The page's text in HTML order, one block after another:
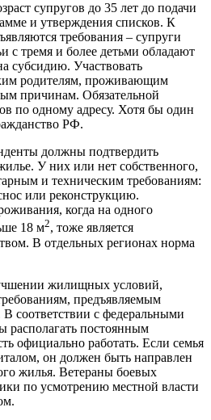
супругов до 35 лет до подачи
и утверждения списков. К
требования – супруги
с тремя и более детьми обладают
субсидию. Участвовать
родителям, проживающим
причинам. Обязательной
по одному адресу. Хотя бы один
РФ.
должны подтвердить
У них или нет собственного,
и техническим требованиям:
или реконструкцию.
когда на одного
18 м2, тоже является
В отдельных регионах норма
жилищных условий,
предъявляемым
соответствии с федеральными
постоянным
официально работать. Если семья
он должен быть направлен
жилья. Ветераны боевых
по усмотрению местной власти